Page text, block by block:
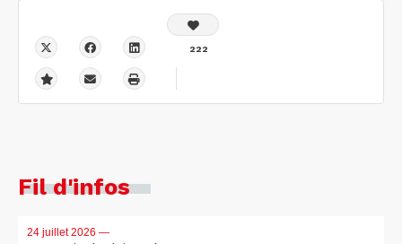
222
Fil d'infos
24 juillet 2026 —